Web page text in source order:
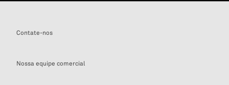
Contate-nos
Nossa equipe comercial